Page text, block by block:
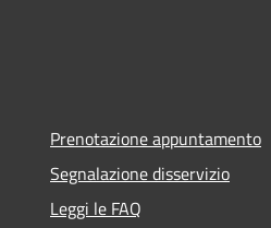
Prenotazione appuntamento
Segnalazione disservizio
Leggi le FAQ